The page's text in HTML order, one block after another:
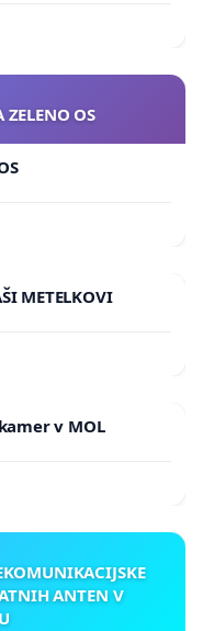
OS
METELKOVI
v MOL
ANTEN V